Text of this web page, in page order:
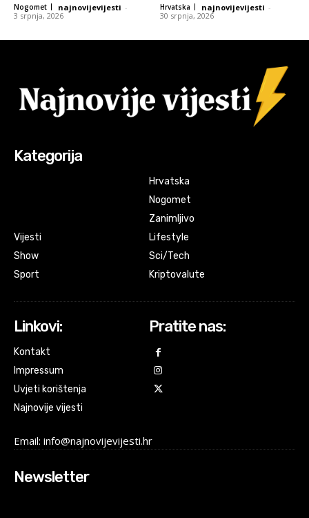
Nogomet najnovijevijesti -
3 srpnja, 2026
Hrvatska najnovijevijesti -
30 srpnja, 2026
Kategorija
Vijesti
Show
Sport
Hrvatska
Nogomet
Zanimljivo
Lifestyle
Sci/Tech
Kriptovalute
Linkovi:
Kontakt
Impressum
Uvjeti korištenja
Najnovije vijesti
Pratite nas:
Email: info@najnovijevijesti.hr
Newsletter